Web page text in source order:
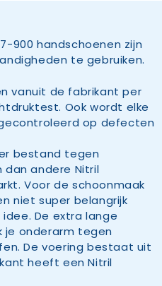
900 handschoenen zijn
te gebruiken.
vanuit de fabrikant per
Ook wordt elke
op defecten
bestand tegen
andere Nitril
Voor de schoonmaak
niet super belangrijk
De extra lange
onderarm tegen
De voering bestaat uit
heeft een Nitril